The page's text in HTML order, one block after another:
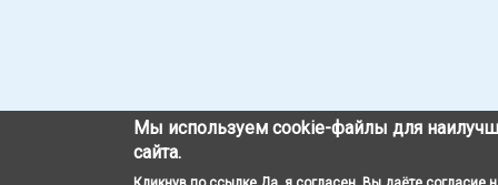
Мы используем cookie-файлы для
сайта.